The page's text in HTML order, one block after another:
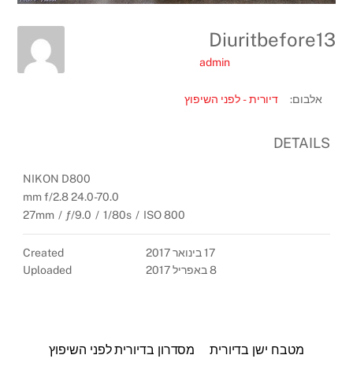
Diuritbefore13
admin
אלבום: דיורית - לפני השיפוץ
DETAILS
NIKON D800
24.0-70.0 mm f/2.8
27mm / ƒ/9.0 / 1/80s / ISO 800
Created
17 בינואר 2017
Uploaded
8 באפריל 2017
מטבח ישן בדיורית מסדרון בדיורית לפני השיפוץ